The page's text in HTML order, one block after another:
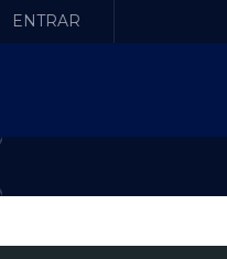
ENTRAR